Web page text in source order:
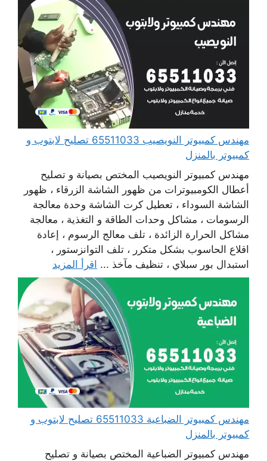
مهندس كمبيوتر النويصيب 65511033 تصليح لابتوب و
كمبيوتر بالمنزل
مهندس كمبيوتر النويصيب المختص بصيانة و تصليح
أعطال الكومبيوترات من ظهور الشاشة الزرقاء ، ظهور
الشاشة السوداء ، تعطيل كرت الشاشة وحدة معالجة
الرسومات ، مشاكل وحدات الطاقة و التغذية ، معالجة
مشاكل الحرارة الزائدة ، تلف معالج الرسوم ، إعادة
اقلاع الحاسوب بشكل متكرر ، تلف التوانزستور ،
استبدال بور سبلاي ، تنظيف مآخذ ... اقرأ المزيد
مهندس كمبيوتر الضباعية 65511033 تصليح لابتوب و
كمبيوتر بالمنزل
مهندس كمبيوتر الضباعية المختص بصيانة و تصليح